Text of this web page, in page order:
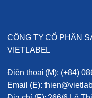
CÔNG TY CỔ PHẦN
VIETLABEL
Điện thoại (M): (+84)
Email (E):